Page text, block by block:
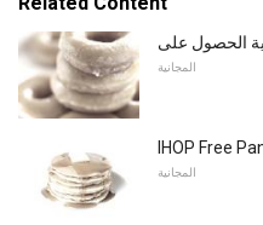
المجانية
IHOP Free
المجانية